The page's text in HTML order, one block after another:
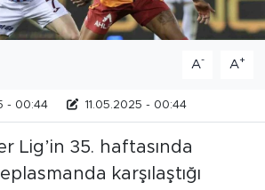
A- A+
- 00:44 11.05.2025 - 00:44
Lig’in 35. haftasında
karşılaştığı